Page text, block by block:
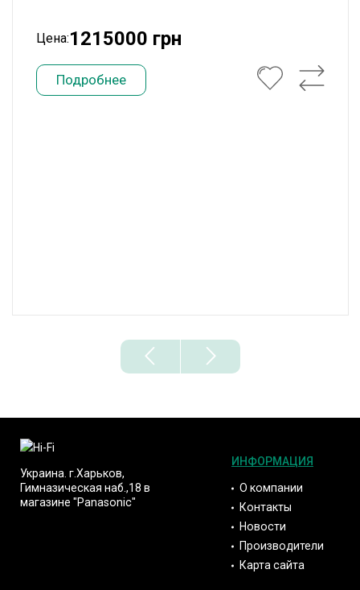
Цена:1215000 грн
Подробнее
Украина. г.Харьков,
Гимназическая наб.,18 в
магазине "Panasonic"
ИНФОРМАЦИЯ
О компании
Контакты
Новости
Производители
Карта сайта